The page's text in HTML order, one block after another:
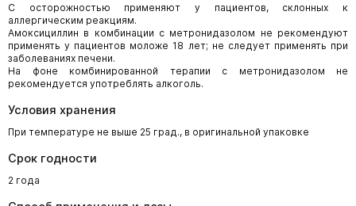
С осторожностью применяют у пациентов, склонных к
аллергическим реакциям.
Амоксициллин в комбинации с метронидазолом не рекомендуют
применять у пациентов моложе 18 лет; не следует применять при
заболеваниях печени.
На фоне комбинированной терапии с метронидазолом не
рекомендуется употреблять алкоголь.
Условия хранения
При температуре не выше 25 град., в оригинальной упаковке
Срок годности
2 года